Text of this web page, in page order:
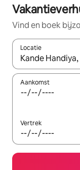
Vind en boek
Locatie
Wanneer er
Aankomst
Vertrek